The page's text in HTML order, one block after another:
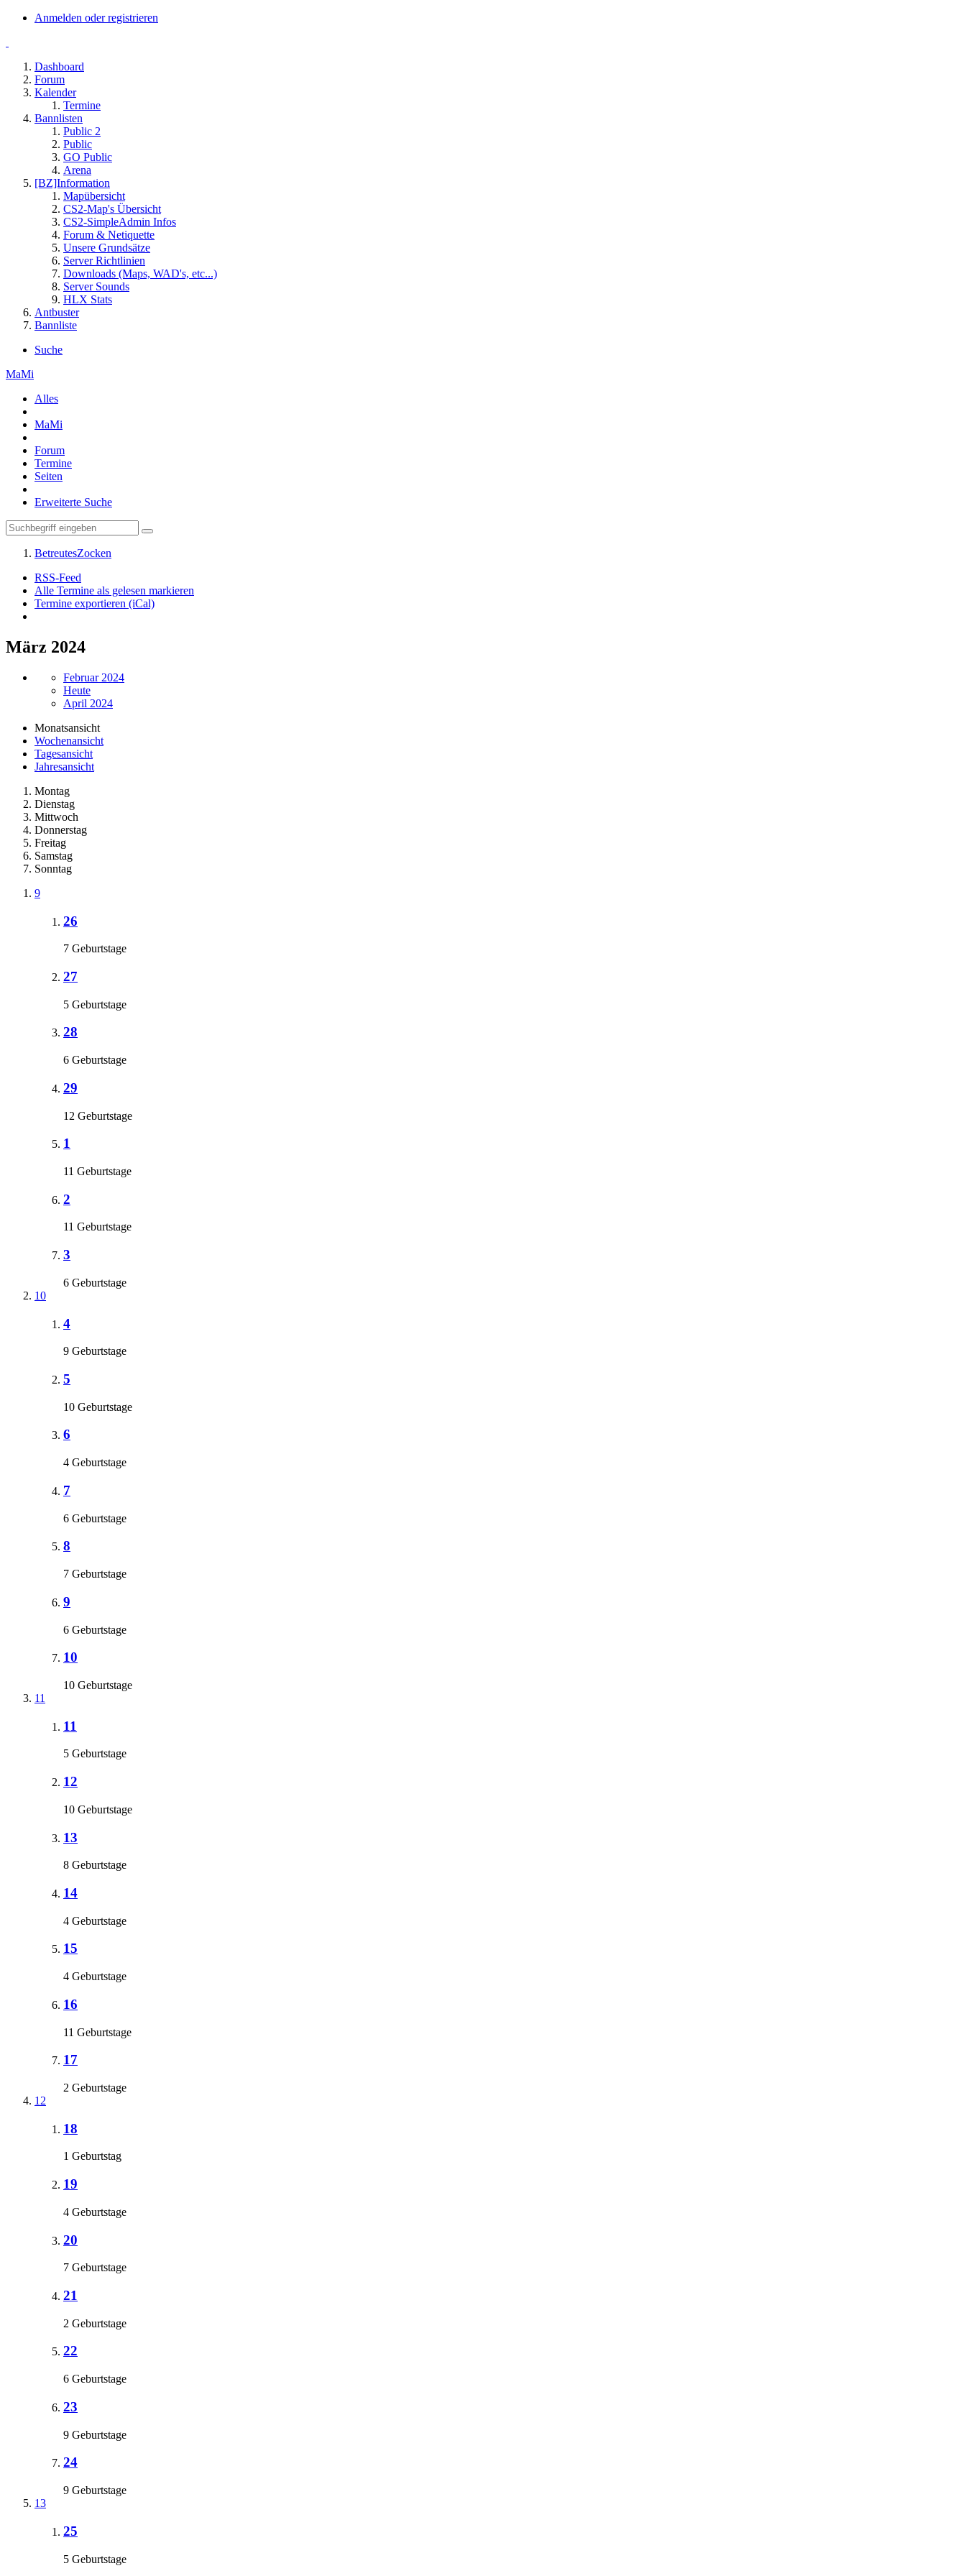
Anmelden oder registrieren
Dashboard
Forum
Kalender
Termine
Bannlisten
Public 2
Public
GO Public
Arena
[BZ]Information
Mapübersicht
CS2-Map's Übersicht
CS2-SimpleAdmin Infos
Forum & Netiquette
Unsere Grundsätze
Server Richtlinien
Downloads (Maps, WAD's, etc...)
Server Sounds
HLX Stats
Antbuster
Bannliste
Suche
MaMi
Alles
MaMi
Forum
Termine
Seiten
Erweiterte Suche
BetreutesZocken
RSS-Feed
Alle Termine als gelesen markieren
Termine exportieren (iCal)
März 2024
Februar 2024
Heute
April 2024
Monatsansicht
Wochenansicht
Tagesansicht
Jahresansicht
Montag
Dienstag
Mittwoch
Donnerstag
Freitag
Samstag
Sonntag
9
26
7 Geburtstage
27
5 Geburtstage
28
6 Geburtstage
29
12 Geburtstage
1
11 Geburtstage
2
11 Geburtstage
3
6 Geburtstage
10
4
9 Geburtstage
5
10 Geburtstage
6
4 Geburtstage
7
6 Geburtstage
8
7 Geburtstage
9
6 Geburtstage
10
10 Geburtstage
11
11
5 Geburtstage
12
10 Geburtstage
13
8 Geburtstage
14
4 Geburtstage
15
4 Geburtstage
16
11 Geburtstage
17
2 Geburtstage
12
18
1 Geburtstag
19
4 Geburtstage
20
7 Geburtstage
21
2 Geburtstage
22
6 Geburtstage
23
9 Geburtstage
24
9 Geburtstage
13
25
5 Geburtstage